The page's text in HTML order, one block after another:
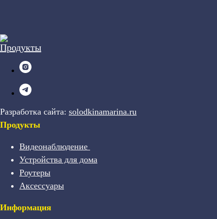
Разработка сайта: solodkinamarina.ru
Продукты
Видеонаблюдение
Устройства для дома
Роутеры
Аксессуары
Информация